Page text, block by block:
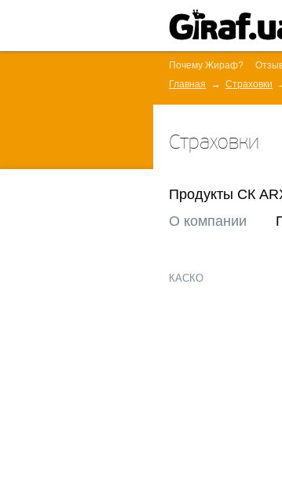
Почему Жираф?
Главная
Страховки
Страховки
Продукты СК
О компании
КАСКО